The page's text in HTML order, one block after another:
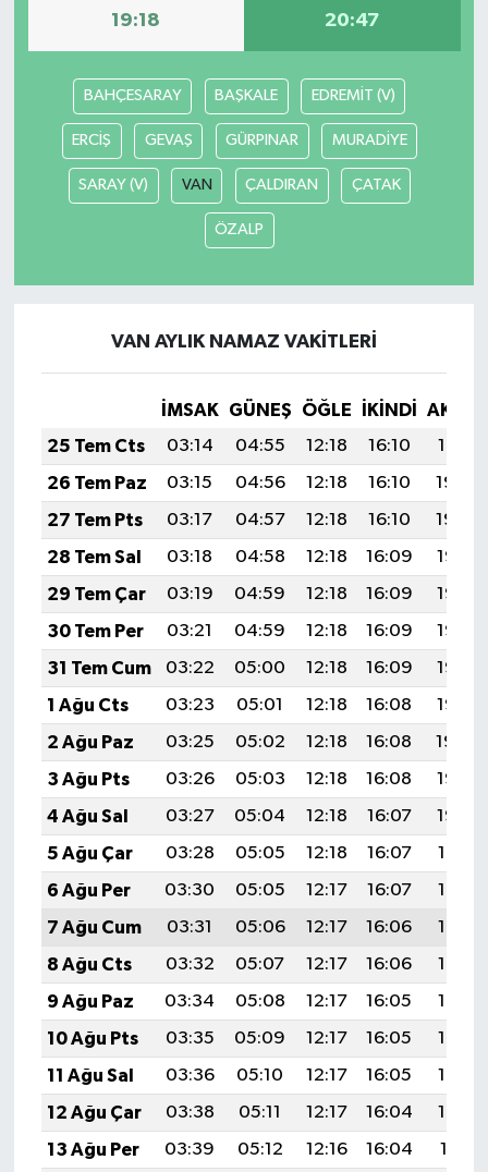
19:18 20:47
BAHÇESARAY BAŞKALE EDREMİT (V)
ERCİŞ GEVAŞ GÜRPINAR MURADİYE
SARAY (V) VAN ÇALDIRAN ÇATAK
ÖZALP
VAN AYLIK NAMAZ VAKITLERI
İMSAK GÜNEŞ ÖĞLE İKINDI
25 Tem Cts
03:14 04:55 12:18 16:10
19:31
26 Tem Paz
03:15 04:56 12:18 16:10
19:30
27 Tem Pts
03:17 04:57 12:18 16:10
19:29
28 Tem Sal
03:18 04:58 12:18 16:09
19:28
29 Tem Çar
03:19 04:59 12:18 16:09
19:27
30 Tem Per
03:21 04:59 12:18 16:09
19:27
31 Tem Cum
03:22 05:00 12:18 16:09
19:26
1 Ağu Cts
03:23 05:01 12:18 16:08
19:25
2 Ağu Paz
03:25 05:02 12:18 16:08
19:24
3 Ağu Pts
03:26 05:03 12:18 16:08
19:23
4 Ağu Sal
03:27 05:04 12:18 16:07
19:22
5 Ağu Çar
03:28 05:05 12:18 16:07
19:21
6 Ağu Per
03:30 05:05 12:17 16:07
19:19
7 Ağu Cum
03:31 05:06 12:17 16:06
19:18
8 Ağu Cts
03:32 05:07 12:17 16:06
19:17
9 Ağu Paz
03:34 05:08 12:17 16:05
19:16
10 Ağu Pts
03:35 05:09 12:17 16:05
19:15
11 Ağu Sal
03:36 05:10 12:17 16:05
19:14
12 Ağu Çar
03:38 05:11 12:17 16:04
19:12
13 Ağu Per
03:39 05:12 12:16 16:04
19:11